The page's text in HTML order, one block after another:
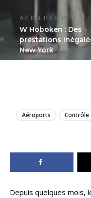
ARTICLE PRÉCÉDENT
W Hoboken : Des
prestations
New York
Aéroports Contrôle
Depuis quelques mois,